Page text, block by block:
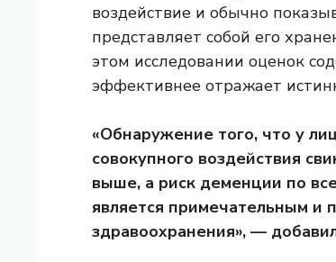
воздействие и обычно
представляет собой его
этом исследовании оценок
эффективнее отражает
«Обнаружение того, что у
совокупного воздействия
выше, а риск деменции по
является примечательным и
здравоохранения», —